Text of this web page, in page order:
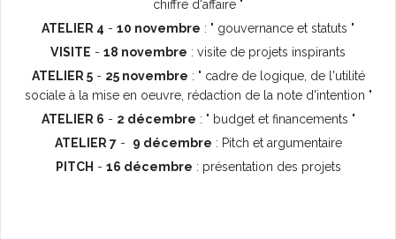
chiffre d'affaire "
ATELIER 4 - 10 novembre : " gouvernance et statuts "
VISITE - 18 novembre : visite de projets inspirants
ATELIER 5- 25 novembre : " cadre de logique, de l'utilité
sociale à la mise en oeuvre, rédaction de la note d'intention "
ATELIER 6 - 2 décembre : " budget et financements "
ATELIER 7- 9 décembre : Pitch et argumentaire
PITCH - 16 décembre : présentation des projets